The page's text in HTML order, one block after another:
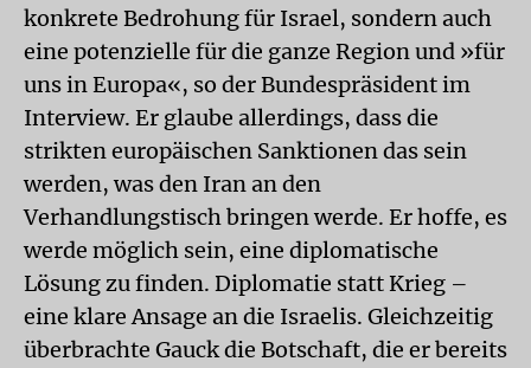
konkrete Bedrohung für Israel, sondern auch
eine potenzielle für die ganze Region und »für
uns in Europa«, so der Bundespräsident im
Interview. Er glaube allerdings, dass die
strikten europäischen Sanktionen das sein
werden, was den Iran an den
Verhandlungstisch bringen werde. Er hoffe, es
werde möglich sein, eine diplomatische
Lösung zu finden. Diplomatie statt Krieg –
eine klare Ansage an die Israelis. Gleichzeitig
überbrachte Gauck die Botschaft, die er bereits